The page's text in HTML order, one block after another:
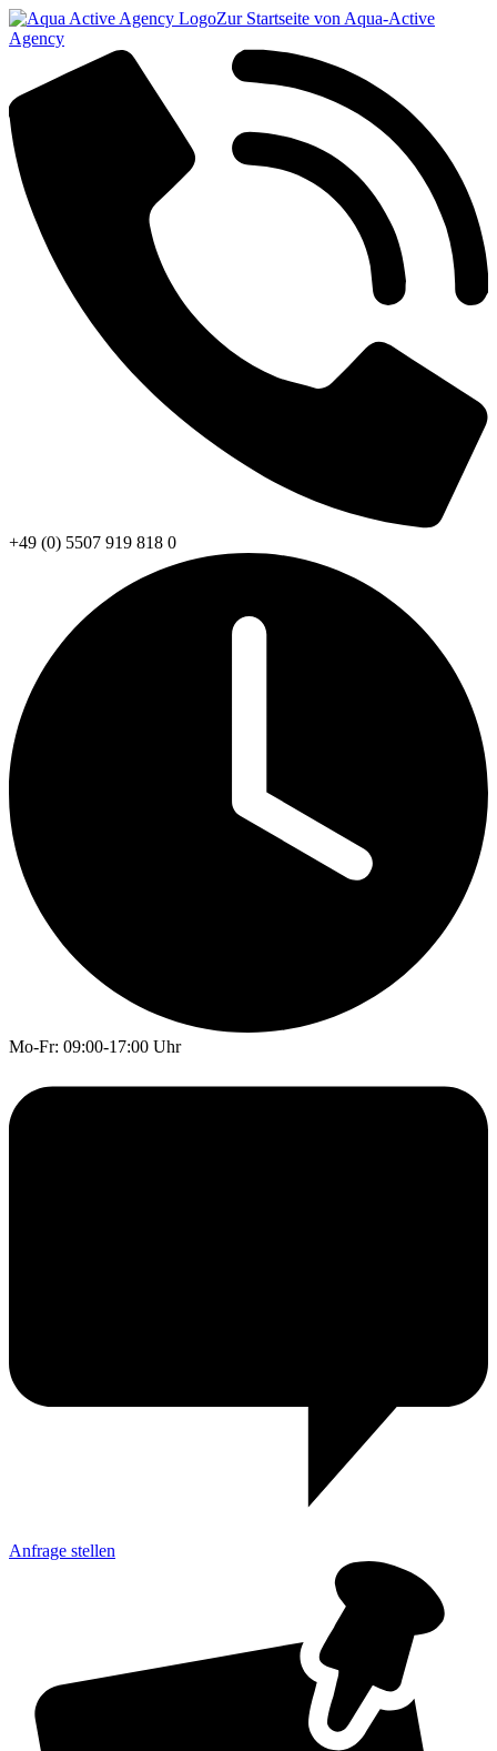
Zur Startseite von Aqua-Active
Agency
+49 (0) 5507 919 818 0
Mo-Fr: 09:00-17:00 Uhr
Anfrage stellen